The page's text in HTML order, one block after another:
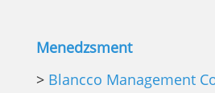
Menedzsment
> Blancco Management